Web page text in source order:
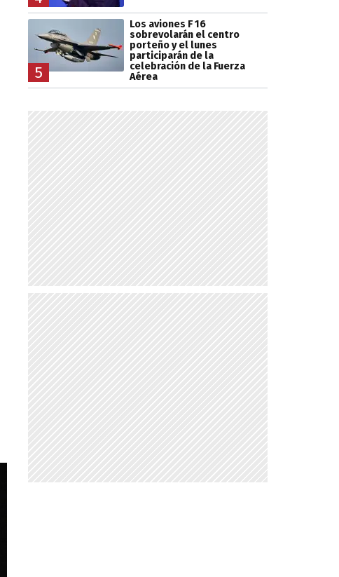
5
Los aviones F 16
sobrevolarán el centro
porteño y el lunes
participarán de la
celebración de la Fuerza
Aérea